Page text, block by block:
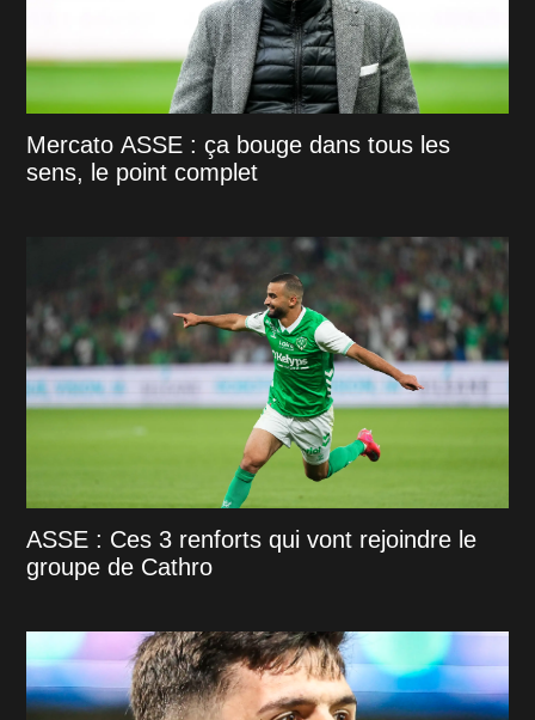
Mercato ASSE : ça bouge dans tous les
sens, le point complet
ASSE : Ces 3 renforts qui vont rejoindre le
groupe de Cathro